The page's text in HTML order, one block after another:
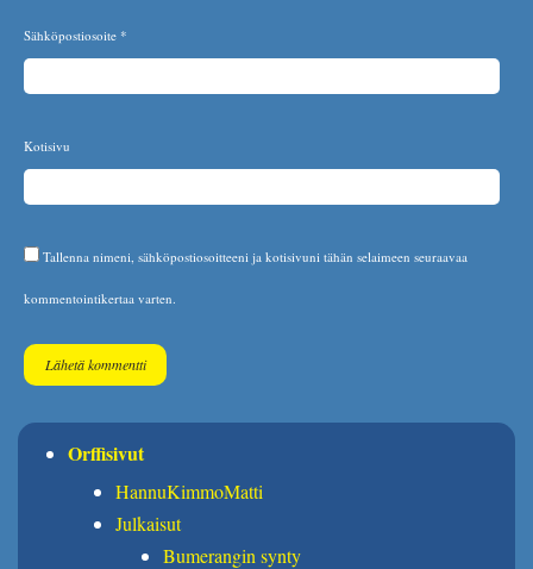
Sähköpostiosoite *
Kotisivu
Tallenna nimeni, sähköpostiosoitteeni ja kotisivuni tähän selaimeen seuraavaa
kommentointikertaa varten.
Orffisivut
HannuKimmoMatti
Julkaisut
Bumerangin synty